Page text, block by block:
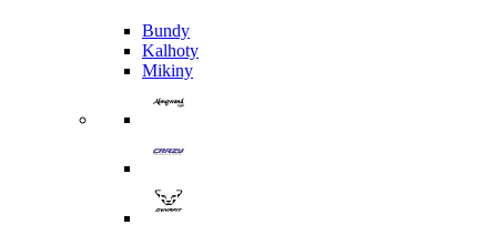
Bundy
Kalhoty
Mikiny